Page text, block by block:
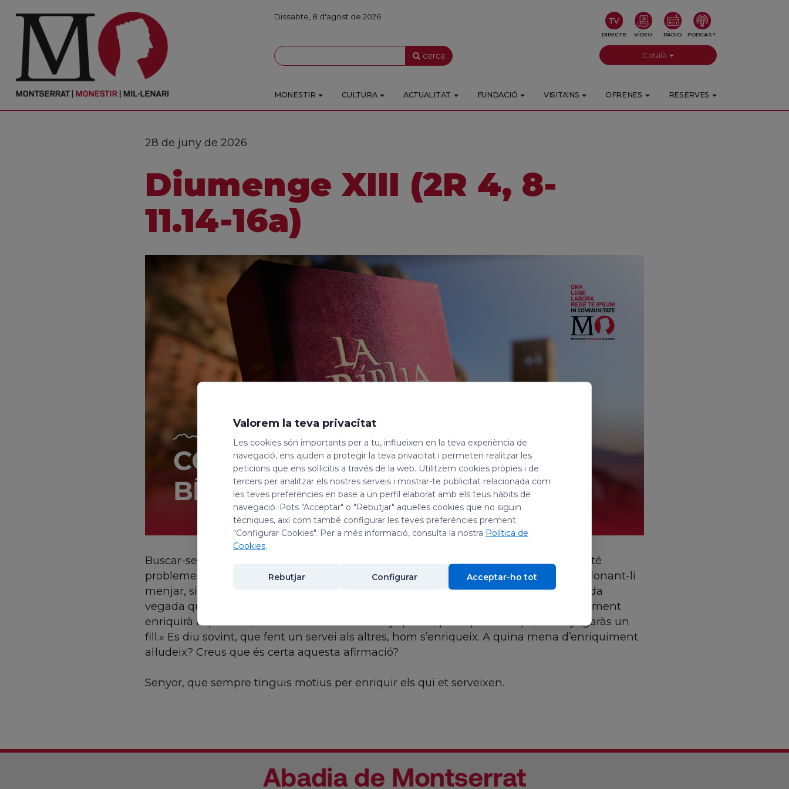
PORTADA
Monestir
Dissabte, 8 d'agost de 2026
cerca
DIRECTE VÍDEO RÀDIO PODCAST
Català
MONESTIR CULTURA ACTUALITAT FUNDACIÓ VISITA'NS OFRENES RESERVES
28 de juny de 2026
Diumenge XIII (2R 4, 8-
11.14-16a)
Buscar-se problemes, pensaríem més d’un, avui, quan veiem que una dona que no té
problemes, benestant, ens ha dit, i és capaç d’acollir el profeta Eliseu, no solament donant-li
menjar, sinó aprofundint l’acolliment, preparant-li «una petita habitació... perquè cada
vegada que vingui pugui retirar-se allí.» Però el text ens dóna una lliçó: aquest acolliment
enriquirà la persona, donant-li més vida: «L’any que ve, per aquest temps, amanyagaràs un
fill.» Es diu sovint, que fent un servei als altres, hom s’enriqueix. A quina mena d’enriquiment
al·ludeix? Creus que és certa aquesta afirmació?
Senyor, que sempre tinguis motius per enriquir els qui et serveixen.
Valorem la teva privacitat
Les cookies són importants per a tu, influeixen en la teva experiència de
navegació, ens ajuden a protegir la teva privacitat i permeten realitzar les
peticions que ens sol·licitis a través de la web. Utilitzem cookies pròpies i de
tercers per analitzar els nostres serveis i mostrar-te publicitat relacionada com
les teves preferències en base a un perfil elaborat amb els teus hàbits de
navegació. Pots "Acceptar" o "Rebutjar" aquelles cookies que no siguin
tècniques, així com també configurar les teves preferències prement
"Configurar Cookies". Per a més informació, consulta la nostra Política de
Cookies.
Rebutjar Configurar Acceptar-ho tot